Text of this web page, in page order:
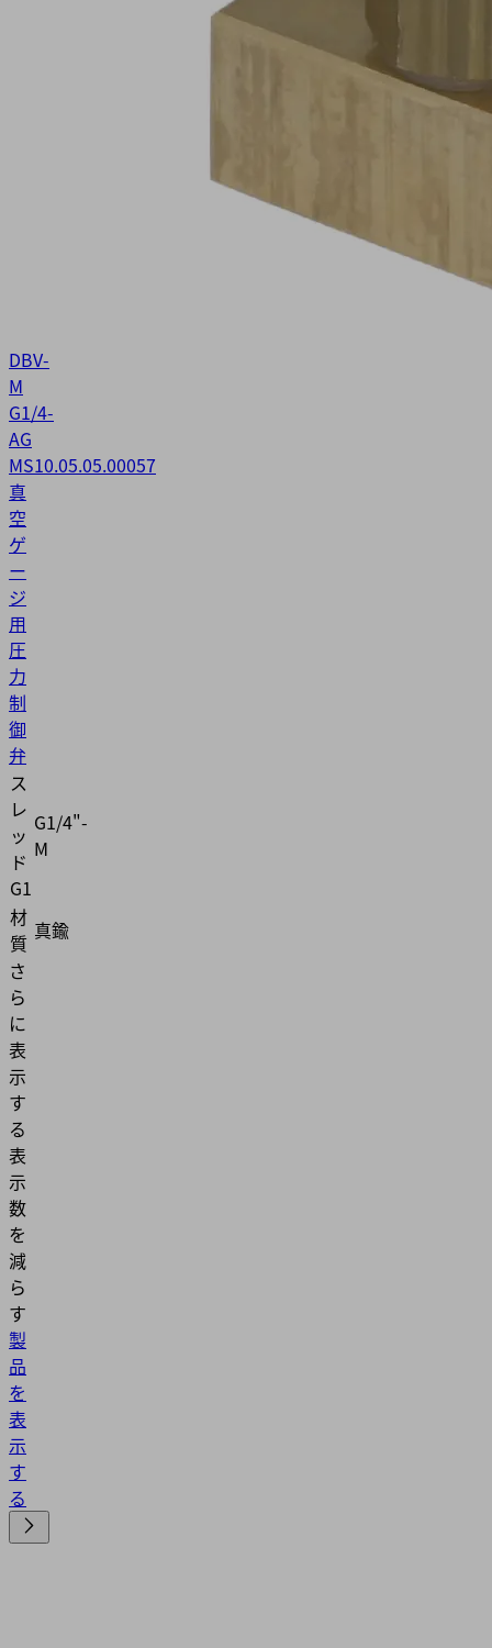
DBV-
M
G1/4-
AG
MS10.05.05.00057
真
空
ゲ
ー
ジ
用
圧
力
制
御
弁
ス
レ
ッ
ド
G1
G1/4"-
M
材
質 真鍮
さ
ら
に
表
示
す
る
表
示
数
を
減
ら
す
製
品
を
表
示
す
る